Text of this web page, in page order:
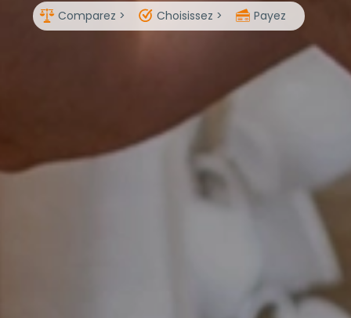
Comparez > Choisissez > Payez